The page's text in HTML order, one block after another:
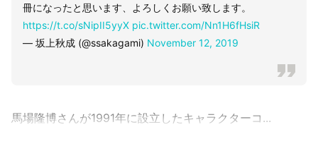
冊になったと思います、よろしくお願い致します。
https://t.co/sNipII5yyX pic.twitter.com/Nn1H6fHsiR
— 坂上秋成 (@ssakagami) November 12, 2019
馬場隆博さんが1991年に設立したキャラクターコ...